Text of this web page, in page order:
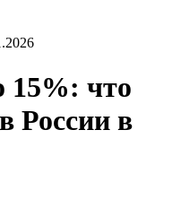
15%: что
России в